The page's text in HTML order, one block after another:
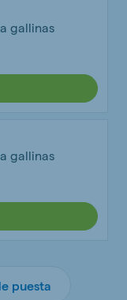
gallinas
gallinas
puesta